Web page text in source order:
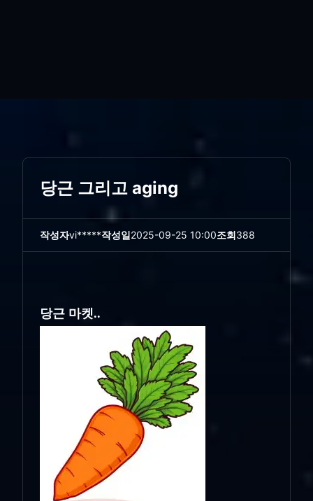
당근 그리고 aging
작성자vi*****작성일2025-09-25 10:00조회388
당근 마켓..